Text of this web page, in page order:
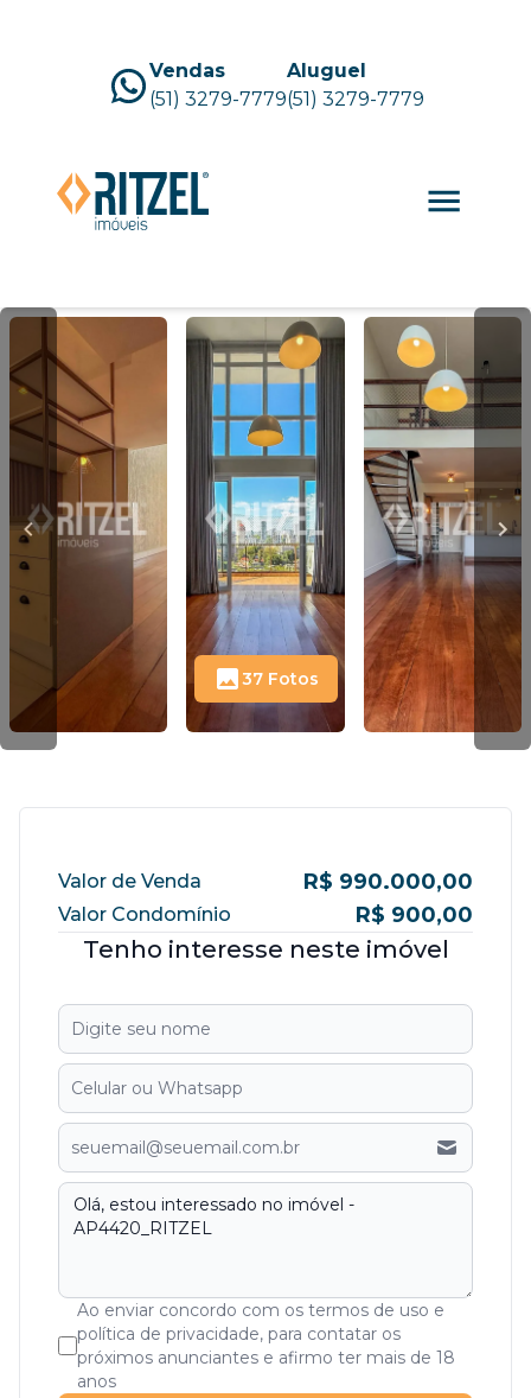
Vendas
(51) 3279-7779
Aluguel
(51) 3279-7779
37 Fotos
Valor de Venda R$ 990.000,00
Valor Condomínio R$ 900,00
Tenho interesse neste imóvel
Ao enviar concordo com os termos de uso e
política de privacidade, para contatar os
próximos anunciantes e afirmo ter mais de 18
anos